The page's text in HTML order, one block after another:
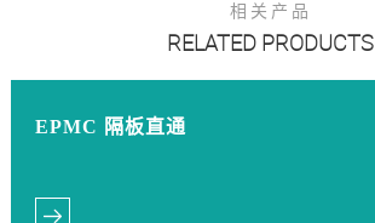
相关产品
RELATED PRODUCTS
EPMC 隔板直通